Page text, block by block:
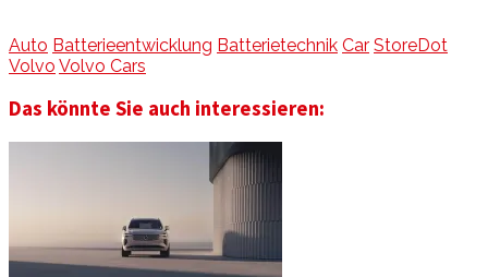
Auto Batterieentwicklung Batterietechnik Car StoreDot
Volvo Volvo Cars
Das könnte Sie auch interessieren: